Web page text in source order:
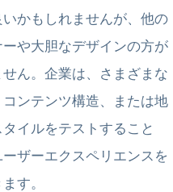
かもしれませんが、他の
や大胆なデザインの方が
ん。企業は、さまざまな
ンテンツ構造、または地
イルをテストすること
ザーエクスペリエンスを
す。